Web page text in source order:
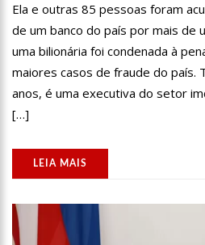
13:03 Vídeo mostra exato momento
barranco e
12:59
Manaus registra ocorrências
chuvosa
12:48 Polícia investiga caso de bebê
parto
12:43
11:39 Roger e Caio Ribeiro
o
11:10
Morre, aos 75 anos, Rita Lee,
Ela e outras 85 pessoas foram
de um banco do país por mais de
uma bilionária foi condenada à
maiores casos de fraude do país.
anos, é uma executiva do setor
[…]
LEIA MAIS